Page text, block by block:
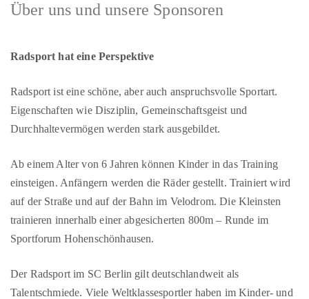
Über uns und unsere Sponsoren
Radsport hat eine Perspektive
Radsport ist eine schöne, aber auch anspruchsvolle Sportart.
Eigenschaften wie Disziplin, Gemeinschaftsgeist und
Durchhaltevermögen werden stark ausgebildet.
Ab einem Alter von 6 Jahren können Kinder in das Training
einsteigen. Anfängern werden die Räder gestellt. Trainiert wird
auf der Straße und auf der Bahn im Velodrom. Die Kleinsten
trainieren innerhalb einer abgesicherten 800m – Runde im
Sportforum Hohenschönhausen.
Der Radsport im SC Berlin gilt deutschlandweit als
Talentschmiede. Viele Weltklassesportler haben im Kinder- und